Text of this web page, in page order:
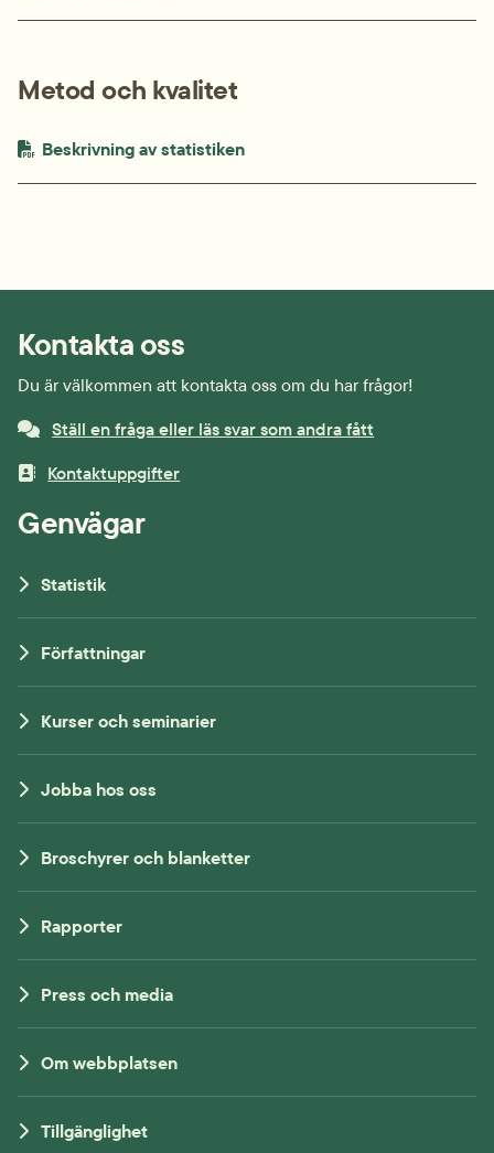
Metod och kvalitet
PDF-fil.
Beskrivning av statistikenpdf, 234 kB.
Kontakta oss
Du är välkommen att kontakta oss om du har frågor!
Ställ en fråga eller läs svar som andra fått
Kontaktuppgifter
Genvägar
Statistik
Författningar
Kurser och seminarier
Jobba hos oss
Broschyrer och blanketter
Rapporter
Press och media
Om webbplatsen
Tillgänglighet